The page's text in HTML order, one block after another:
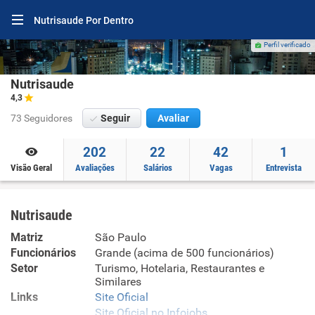
Nutrisaude Por Dentro
Perfil verificado
Nutrisaude
4,3
73 Seguidores Seguir Avaliar
Visão Geral
202
Avaliações
22
Salários
42
Vagas
1
Entrevista
Nutrisaude
Matriz
São Paulo
Funcionários
Grande (acima de 500 funcionários)
Setor
Turismo, Hotelaria, Restaurantes e
Similares
Links
Site Oficial